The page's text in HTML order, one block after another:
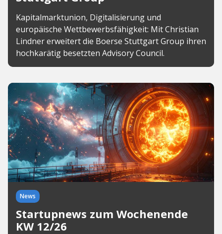
Kapitalmarktunion, Digitalisierung und
europäische Wettbewerbsfähigkeit: Mit Christian
Lindner erweitert die Boerse Stuttgart Group ihren
hochkarätig besetzten Advisory Council.
News
Startupnews zum Wochenende
KW 12/26